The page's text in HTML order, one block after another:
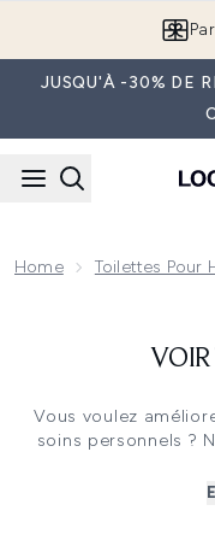
JUSQU'À -30% DE
Home Toilettes Pour
Vous voulez
soins personnels ?
du maquillage aux